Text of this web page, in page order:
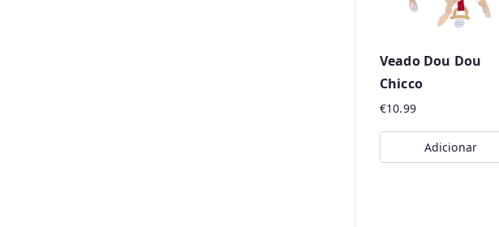
options
be
chosen
on
the
product
Veado Dou Dou
Chicco
€10.99
Adicionar